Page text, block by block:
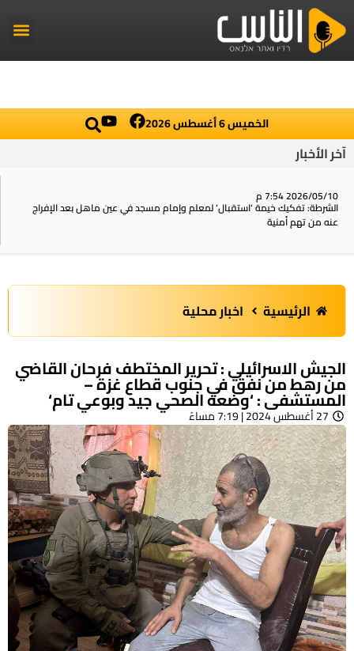
الخميس 6 أغسطس 2026
آخر الأخبار
2026/05/10 7:54 م
الشرطة: تفكيك خيمة ‘استقبال‘ لمعلم وإمام مسجد في عين ماهل بعد الإفراج
عنه من تهم أمنية
الرئيسية اخبار محلية
الجيش الاسرائيلي : تحرير المختطف فرحان القاضي
من رهط من نفق في جنوب قطاع غزة –
المستشفى : ‘وضعه الصحي جيد وبوعي تام‘
27 أغسطس 2024 | 7:19 مساءً